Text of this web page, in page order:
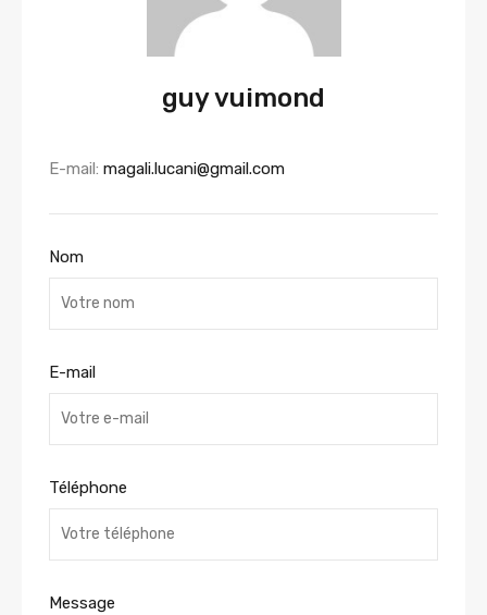
guy vuimond
E-mail: magali.lucani@gmail.com
Nom
E-mail
Téléphone
Message